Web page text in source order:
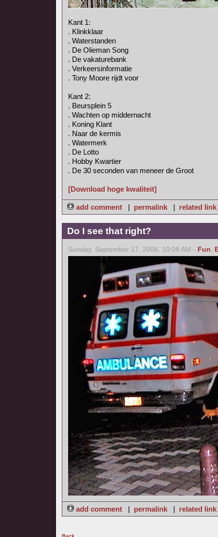
Kant 1:
. Klinkklaar
. Waterstanden
. De Olieman Song
. De vakaturebank
. Verkeersinformatie
. Tony Moore rijdt voor
Kant 2:
. Beursplein 5
. Wachten op middernacht
. Koning Klant
. Naar de kermis
. Watermerk
. De Lotto
. Hobby Kwartier
. De 30 seconden van meneer de Groot
[Download hoge kwaliteit]
add comment | permalink | related link
Do I see that right?
Sunday, September 17, 2006, 10:08 AM - Fun,
add comment | permalink | related link